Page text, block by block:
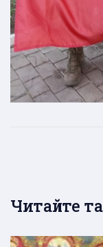
Читайте